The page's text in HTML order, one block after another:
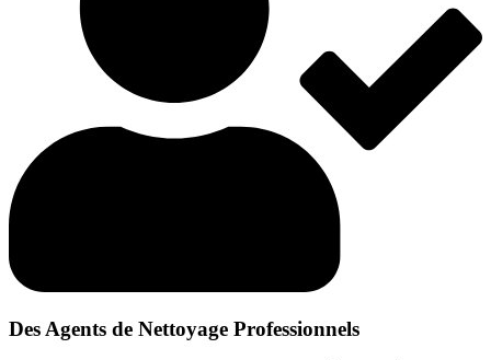
Des Agents de Nettoyage Professionnels